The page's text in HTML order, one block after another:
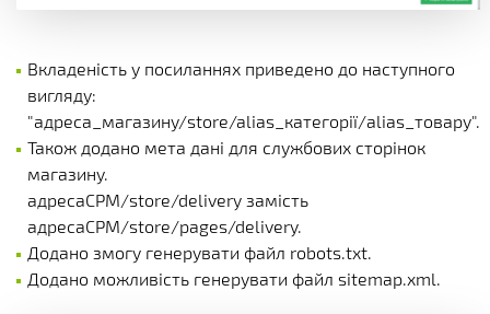
Вкладеність у посиланнях приведено до наступного
вигляду:
"адреса_магазину/store/alias_категорії/alias_товару".
Також додано мета дані для службових сторінок
магазину.
адресаСРМ/store/delivery замість
адресаСРМ/store/pages/delivery.
Додано змогу генерувати файл robots.txt.
Додано можливість генерувати файл sitemap.xml.